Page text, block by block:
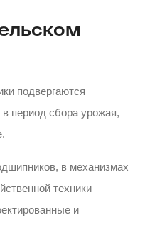
подвергаются
период сбора урожая,
в механизмах
техники
и